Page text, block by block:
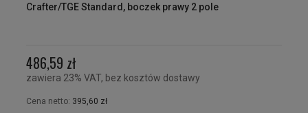
Crafter/TGE Standard, boczek prawy 2 pole
486,59 zł
zawiera 23% VAT, bez kosztów dostawy
Cena netto: 395,60 zł